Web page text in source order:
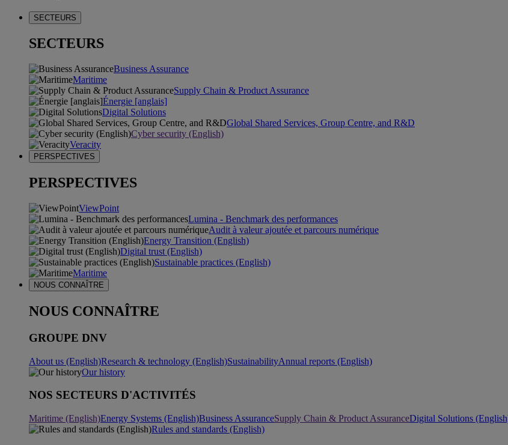
SECTEURS
SECTEURS
Business Assurance
Maritime
Supply Chain & Product Assurance
Énergie [anglais]
Digital Solutions
Global Shared Services, Group Centre, and R&D
Cyber security (English)
Veracity
PERSPECTIVES
PERSPECTIVES
ViewPoint
Lumina - Benchmark des performances
Audit à valeur ajoutée et parcours numérique
Energy Transition (English)
Digital trust (English)
Sustainable practices (English)
Maritime
NOUS CONNAÎTRE
NOUS CONNAÎTRE
GROUPE DNV
About us (English)Research & technology (English)SustainabilityAnnual reports (English)
Our history
NOS SECTEURS D'ACTIVITÉS
Maritime (English)Energy Systems (English)Business AssuranceSupply Chain & Product AssuranceDigital Solutions
Rules and standards (English)